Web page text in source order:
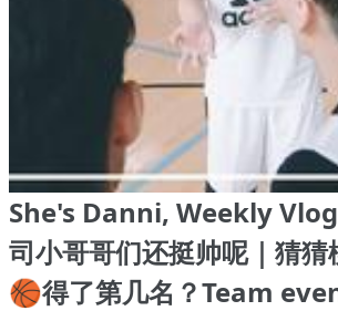
She's Danni, Weekly
司小哥哥们还挺帅呢｜猜猜
🏀得了第几名？Team